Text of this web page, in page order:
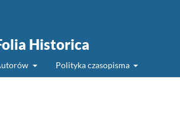
Historica
Polityka czasopisma